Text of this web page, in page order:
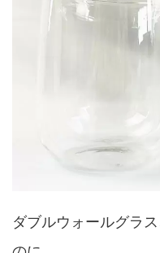
ダブルウォールグラ